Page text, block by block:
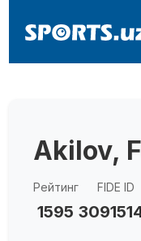
Akilov,
Рейтинг
1595
FIDE ID